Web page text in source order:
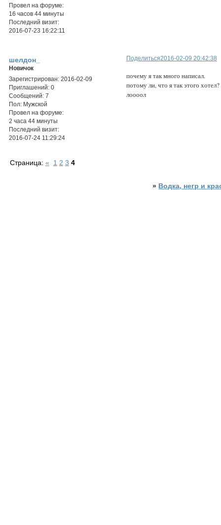
Провел на форуме:
16 часов 44 минуты
Последний визит:
2016-07-23 16:22:11
Поделиться2016-02-09 20:42:38
шелдон_
Новичок
Зарегистрирован: 2016-02-09
Приглашений: 0
Сообщений: 7
Пол: Мужской
Провел на форуме:
2 часа 44 минуты
Последний визит:
2016-07-24 11:29:24
почему я так много написал.
потому ли, что я так этого хотел?
лоооол
Страница: « 1 2 3 4
» Водка, негр и